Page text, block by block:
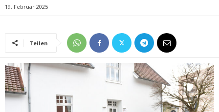
19. Februar 2025
Teilen